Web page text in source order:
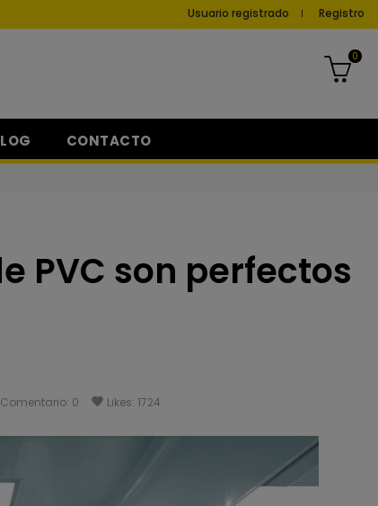
Usuario registrado Registro
0
CONTACTO
PVC son perfectos
Comentario: 0 favorite Likes: 1724